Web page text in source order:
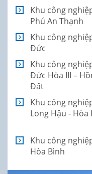
Khu công
Phú An Thạnh
Khu công
Đức
Khu công
Đức Hòa III –
Đất
Khu công
Long Hậu - Hòa
Khu công
Hòa Bình